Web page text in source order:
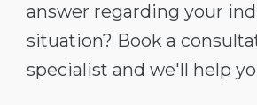
answer regarding your
situation? Book a
specialist and we'll help